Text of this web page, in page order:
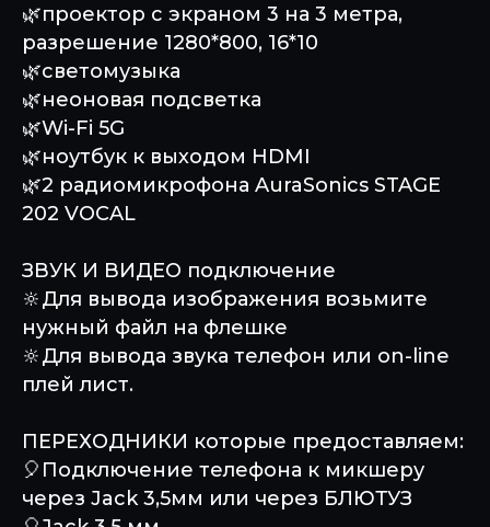
🌿проектор с экраном 3 на 3 метра,
разрешение 1280*800, 16*10
🌿светомузыка
🌿неоновая подсветка
🌿Wi-Fi 5G
🌿ноутбук к выходом HDMI
🌿2 радиомикрофона AuraSonics STAGE
202 VOCAL
ЗВУК И ВИДЕО подключение
🔆Для вывода изображения возьмите
нужный файл на флешке
🔆Для вывода звука телефон или on-line
плей лист.
ПЕРЕХОДНИКИ которые предоставляем:
🎈Подключение телефона к микшеру
через Jack 3,5мм или через БЛЮТУЗ